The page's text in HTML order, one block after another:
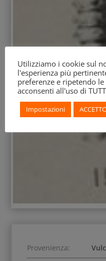
Provenienza:
Utilizziamo i cookie sul
l'esperienza più
preferenze e ripetendo le
acconsenti all'uso di
Impostazioni